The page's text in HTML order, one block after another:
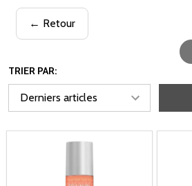
← Retour
TRIER PAR: